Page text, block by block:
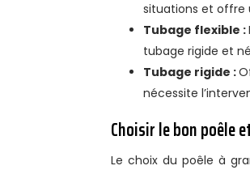
situations et offre
Tubage flexible :
tubage rigide et
Tubage rigide :
nécessite
Choisir le bon poêle
Le choix du poêle à